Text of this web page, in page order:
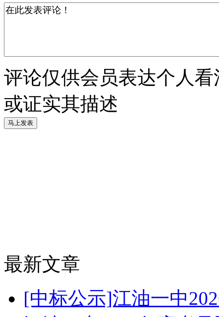
评论仅供会员表达个人
或证实其描述
最新文章
[中标公示]江油一中